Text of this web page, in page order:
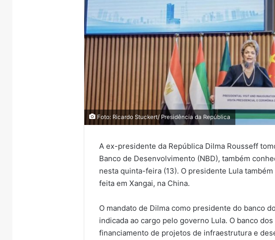
Foto: Ricardo Stuckert/ Presidência da República
A ex-presidente da República Dilma Rousseff
Banco de Desenvolvimento (NBD), também
nestaquinta-feira (13). O presidente Lula
feita em Xangai, na China.
O mandato de Dilma como presidente do banco
indicada ao cargo pelo governo Lula. O banco
financiamento de projetos de infraestrutura e